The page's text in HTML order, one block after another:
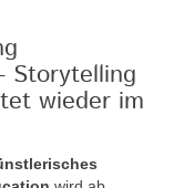
Storytelling
wieder im